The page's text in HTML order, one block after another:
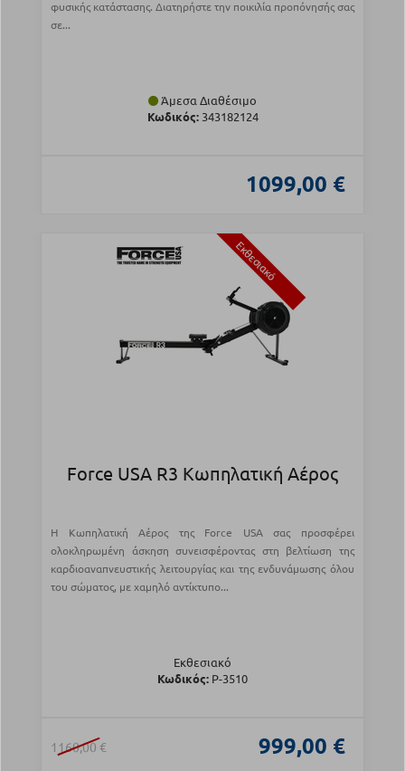
φυσικής κατάστασης. Διατηρήστε την ποικιλία προπόνησής σας
σε...
Άμεσα Διαθέσιμο
Κωδικός:343182124
1099,00 €
Εκθεσιακό
Force USA R3 Κωπηλατική Αέρος
Η Κωπηλατική Αέρος της Force USA σας προσφέρει
ολοκληρωμένη άσκηση συνεισφέροντας στη βελτίωση της
καρδιοαναπνευστικής λειτουργίας και της ενδυνάμωσης όλου
του σώματος, με χαμηλό αντίκτυπο...
Εκθεσιακό
Κωδικός: Ρ-3510
1160,00 € 999,00 €